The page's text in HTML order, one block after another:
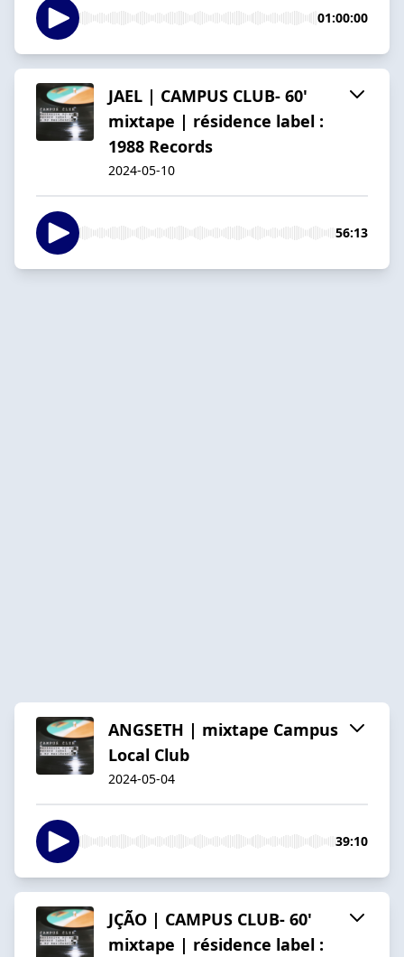
01:00:00
JAEL | CAMPUS CLUB- 60'
mixtape | résidence label :
1988 Records
2024-05-10
56:13
ANGSETH | mixtape Campus
Local Club
2024-05-04
39:10
JÇÃO | CAMPUS CLUB- 60'
mixtape | résidence label :